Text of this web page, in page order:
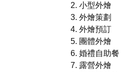
小型外燴
外燴策劃
外燴預訂
團體外燴
婚禮自助餐
露營外燴